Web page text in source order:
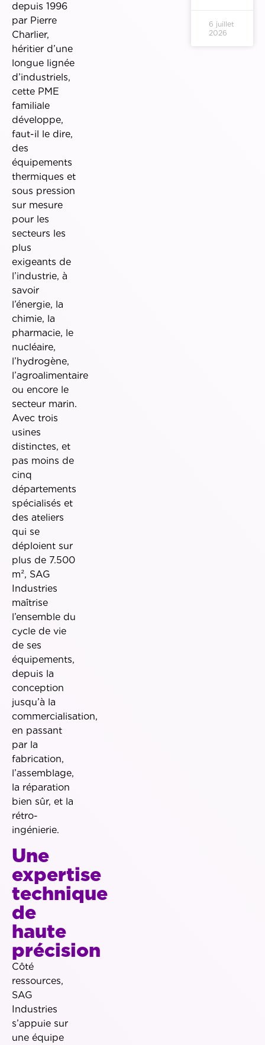
depuis 1996
par Pierre
Charlier,
héritier d’une
longue lignée
d’industriels,
cette PME
familiale
développe,
faut-il le dire,
des
équipements
thermiques et
sous pression
sur mesure
pour les
secteurs les
plus
exigeants de
l’industrie, à
savoir
l’énergie, la
chimie, la
pharmacie, le
nucléaire,
l’hydrogène,
l’agroalimentaire
ou encore le
secteur marin.
Avec trois
usines
distinctes, et
pas moins de
cinq
départements
spécialisés et
des ateliers
qui se
déploient sur
plus de 7.500
m², SAG
Industries
maîtrise
l’ensemble du
cycle de vie
de ses
équipements,
depuis la
conception
jusqu’à la
commercialisation,
en passant
par la
fabrication,
l’assemblage,
la réparation
bien sûr, et la
rétro-
ingénierie.
Une
expertise
technique
de
haute
précision
Côté
ressources,
SAG
Industries
s’appuie sur
une équipe
6 juillet
2026